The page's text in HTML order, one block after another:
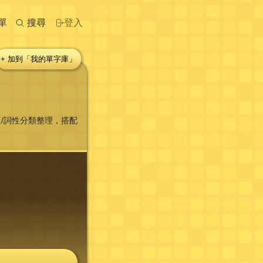
搜尋 登入
+ 加到「我的單字庫」
詞性分類整理，搭配